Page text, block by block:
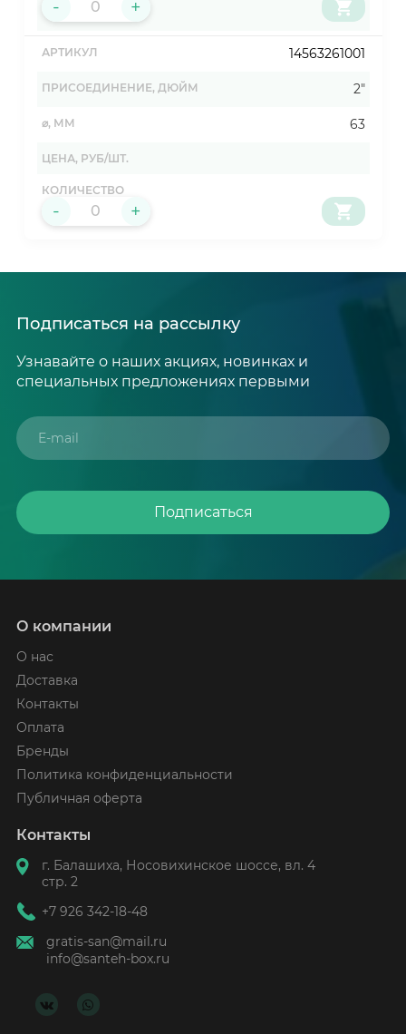
- +
14563261001
2"
63
- +
Подписаться на рассылку
Узнавайте о наших акциях, новинках и
специальных предложениях первыми
Подписаться
О компании
О нас
Доставка
Контакты
Оплата
Бренды
Политика конфиденциальности
Публичная оферта
Контакты
г. Балашиха, Носовихинское шоссе, вл. 4
стр. 2
+7 926 342-18-48
gratis-san@mail.ru
info@santeh-box.ru